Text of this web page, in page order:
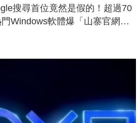
搜尋首位竟然是假的！超過70
Windows軟體爆「山寨官網」